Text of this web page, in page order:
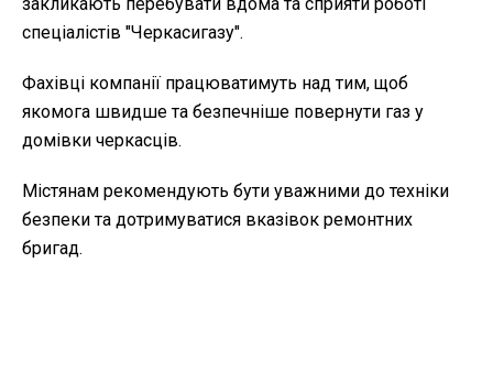
спеціалістів "Черкасигазу".
Фахівці компанії працюватимуть над тим, щоб
якомога швидше та безпечніше повернути газ у
домівки черкасців.
Містянам рекомендують бути уважними до техніки
безпеки та дотримуватися вказівок ремонтних
бригад.